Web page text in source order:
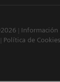
Información
Política de Cookies